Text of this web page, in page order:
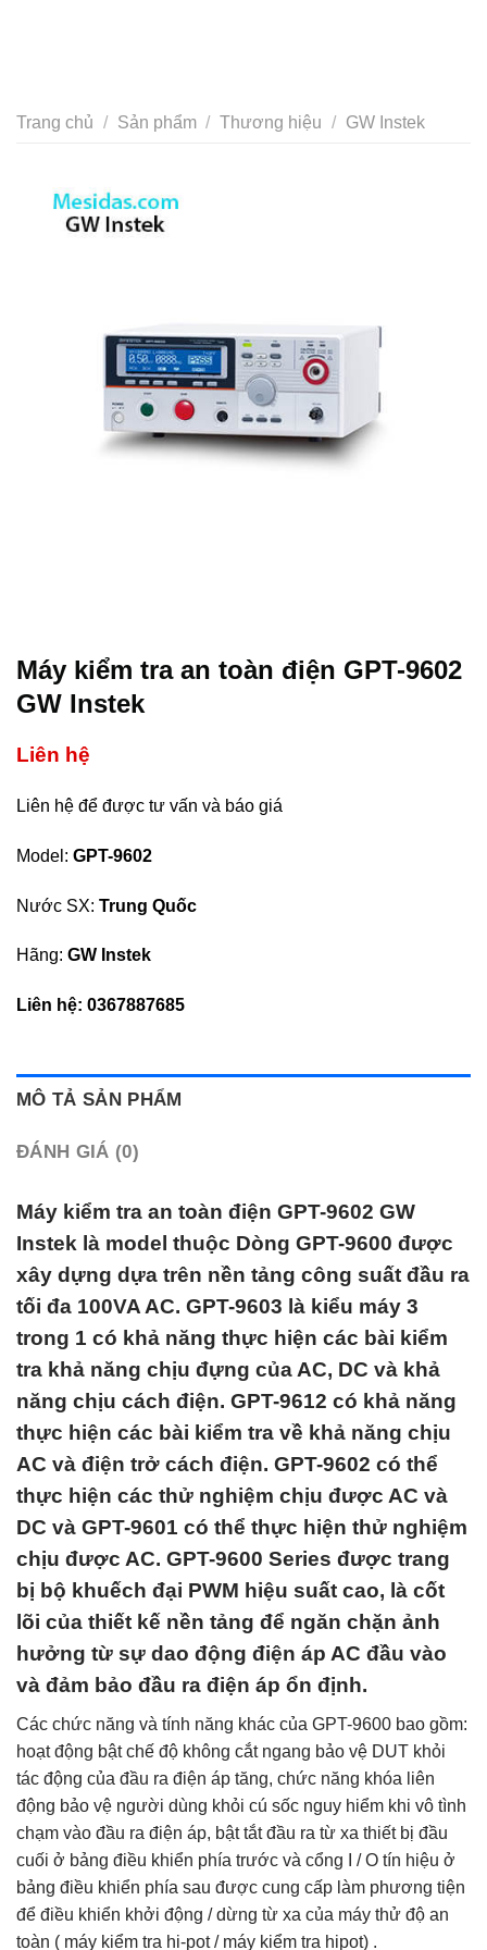
Trang chủ / Sản phẩm / Thương hiệu / GW Instek
Máy kiểm tra an toàn điện GPT-9602
GW Instek
Liên hệ
Liên hệ để được tư vấn và báo giá
Model: GPT-9602
Nước SX: Trung Quốc
Hãng: GW Instek
Liên hệ: 0367887685
MÔ TẢ SẢN PHẨM
ĐÁNH GIÁ (0)
Máy kiểm tra an toàn điện GPT-9602 GW
Instek là model thuộc Dòng GPT-9600 được
xây dựng dựa trên nền tảng công suất đầu ra
tối đa 100VA AC. GPT-9603 là kiểu máy 3
trong 1 có khả năng thực hiện các bài kiểm
tra khả năng chịu đựng của AC, DC và khả
năng chịu cách điện. GPT-9612 có khả năng
thực hiện các bài kiểm tra về khả năng chịu
AC và điện trở cách điện. GPT-9602 có thể
thực hiện các thử nghiệm chịu được AC và
DC và GPT-9601 có thể thực hiện thử nghiệm
chịu được AC. GPT-9600 Series được trang
bị bộ khuếch đại PWM hiệu suất cao, là cốt
lõi của thiết kế nền tảng để ngăn chặn ảnh
hưởng từ sự dao động điện áp AC đầu vào
và đảm bảo đầu ra điện áp ổn định.
Các chức năng và tính năng khác của GPT-9600 bao gồm:
hoạt động bật chế độ không cắt ngang bảo vệ DUT khỏi
tác động của đầu ra điện áp tăng, chức năng khóa liên
động bảo vệ người dùng khỏi cú sốc nguy hiểm khi vô tình
chạm vào đầu ra điện áp, bật tắt đầu ra từ xa thiết bị đầu
cuối ở bảng điều khiển phía trước và cổng I / O tín hiệu ở
bảng điều khiển phía sau được cung cấp làm phương tiện
để điều khiển khởi động / dừng từ xa của máy thử độ an
toàn ( máy kiểm tra hi-pot / máy kiểm tra hipot) .